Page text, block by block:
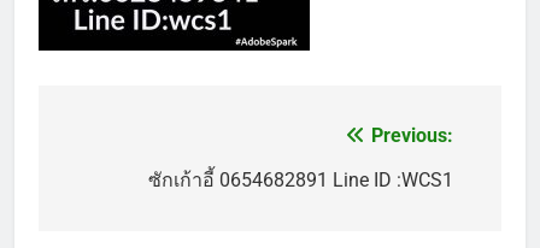
Previous:
ซักเก้าอี้ 0654682891 Line ID :WCS1